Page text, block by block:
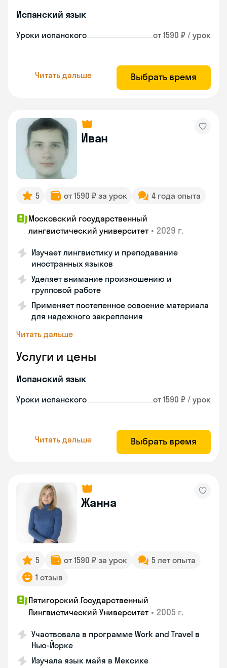
Испанский язык
Уроки испанского от 1590 ₽ / урок
Читать дальше Выбрать время
Иван
5 от 1590 ₽ за урок 4 года опыта
Московский государственный
лингвистический университет • 2029 г.
Изучает лингвистику и преподавание
иностранных языков
Уделяет внимание произношению и
групповой работе
Применяет постепенное освоение материала
для надежного закрепления
Читать дальше
Услуги и цены
Испанский язык
Уроки испанского от 1590 ₽ / урок
Читать дальше Выбрать время
Жанна
5 от 1590 ₽ за урок
5 лет опыта
1 отзыв
Пятигорский Государственный
Лингвистический Университет • 2005 г.
Участвовала в программе Work and Travel в
Нью-Йорке
Изучала язык майя в Мексике